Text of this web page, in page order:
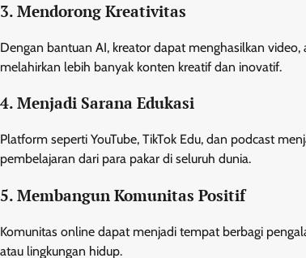
3. Mendorong Kreativitas
Dengan bantuan AI, kreator dapat menghasilkan
melahirkan lebih banyak konten kreatif dan inovatif.
4. Menjadi Sarana Edukasi
Platform seperti YouTube, TikTok Edu, dan podcast
pembelajaran dari para pakar di seluruh dunia.
5. Membangun Komunitas Positif
Komunitas online dapat menjadi tempat berbagi
atau lingkungan hidup.